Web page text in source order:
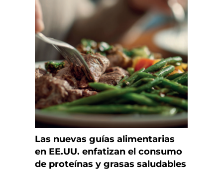
Las nuevas guías alimentarias
en EE.UU. enfatizan el consumo
de proteínas y grasas saludables